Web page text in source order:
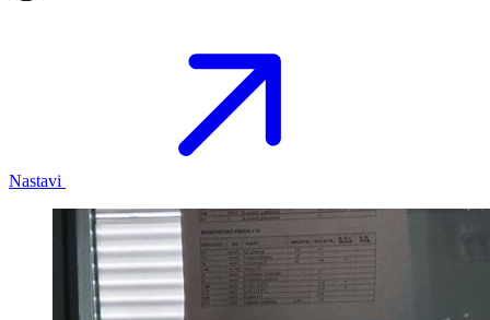
Nastavi